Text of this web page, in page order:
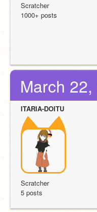
Scratcher
1000+ posts
March
ITARIA-DOITU
Scratcher
5 posts